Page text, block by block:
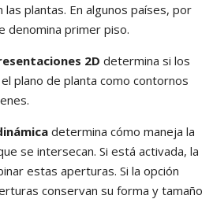
plantas. En algunos países, por
denomina primer piso.
2D determina si los
plano de planta como contornos
determina cómo maneja la
se intersecan. Si está activada, la
estas aperturas. Si la opción
conservan su forma y tamaño